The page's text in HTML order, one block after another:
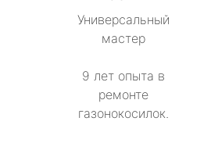
Универсальный
мастер
9 лет опыта в
ремонте
газонокосилок.